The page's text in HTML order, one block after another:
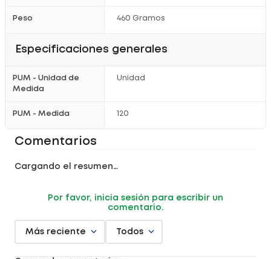
Peso 460 Gramos
Especificaciones generales
PUM - Unidad de
Medida
Unidad
PUM - Medida 120
Comentarios
Cargando el resumen…
Por favor, inicia sesión para escribir un
comentario.
Más reciente Todos